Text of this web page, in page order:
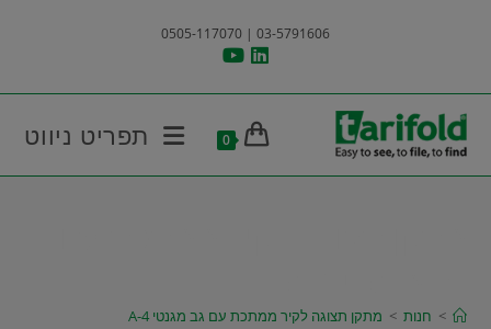
03-5791606 | 0505-117070
0 תפריט ניווט
> חנות > מתקן תצוגה לקיר ממתכת עם גב מגנטי A-4